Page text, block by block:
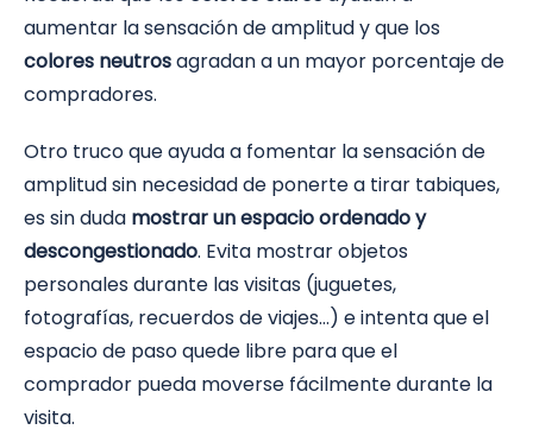
aumentar la sensación de amplitud y que los
colores neutrosagradan a un mayor porcentaje de
compradores.
Otro truco que ayuda a fomentar la sensación de
amplitud sin necesidad de ponerte a tirar tabiques,
es sin duda mostrar un espacio ordenado y
descongestionado. Evita mostrar objetos
personales durante las visitas (juguetes,
fotografías, recuerdos de viajes…) e intenta que el
espacio de paso quede libre para que el
comprador pueda moverse fácilmente durante la
visita.